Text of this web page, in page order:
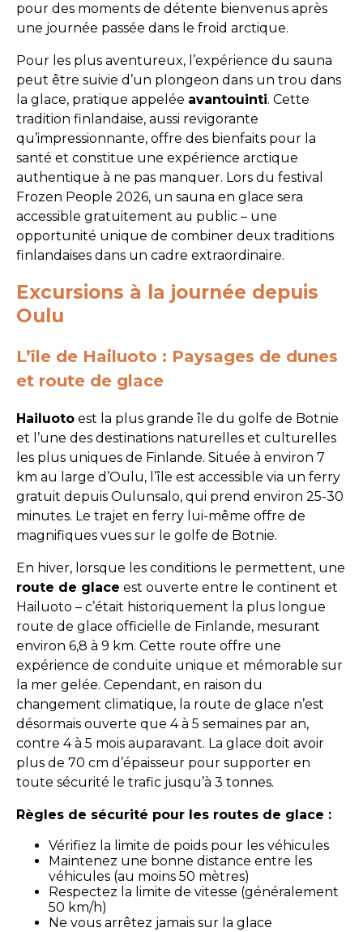
pour des moments de détente bienvenus après
une journée passée dans le froid arctique.
Pour les plus aventureux, l’expérience du sauna
peut être suivie d’un plongeon dans un trou dans
la glace, pratique appelée avantouinti. Cette
tradition finlandaise, aussi revigorante
qu’impressionnante, offre des bienfaits pour la
santé et constitue une expérience arctique
authentique à ne pas manquer. Lors du festival
Frozen People 2026, un sauna en glace sera
accessible gratuitement au public – une
opportunité unique de combiner deux traditions
finlandaises dans un cadre extraordinaire.
Excursions à la journée depuis
Oulu
L’île de Hailuoto : Paysages de dunes
et route de glace
Hailuoto est la plus grande île du golfe de Botnie
et l’une des destinations naturelles et culturelles
les plus uniques de Finlande. Située à environ 7
km au large d’Oulu, l’île est accessible via un ferry
gratuit depuis Oulunsalo, qui prend environ 25-30
minutes. Le trajet en ferry lui-même offre de
magnifiques vues sur le golfe de Botnie.
En hiver, lorsque les conditions le permettent, une
route de glace est ouverte entre le continent et
Hailuoto – c’était historiquement la plus longue
route de glace officielle de Finlande, mesurant
environ 6,8 à 9 km. Cette route offre une
expérience de conduite unique et mémorable sur
la mer gelée. Cependant, en raison du
changement climatique, la route de glace n’est
désormais ouverte que 4 à 5 semaines par an,
contre 4 à 5 mois auparavant. La glace doit avoir
plus de 70 cm d’épaisseur pour supporter en
toute sécurité le trafic jusqu’à 3 tonnes.
Règles de sécurité pour les routes de glace :
Vérifiez la limite de poids pour les véhicules
Maintenez une bonne distance entre les
véhicules (au moins 50 mètres)
Respectez la limite de vitesse (généralement
50 km/h)
Ne vous arrêtez jamais sur la glace